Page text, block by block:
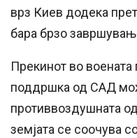
врз Киев додека
бара брзо
Прекинот во
поддршка од САД
противвоздушната
земјата се соочува